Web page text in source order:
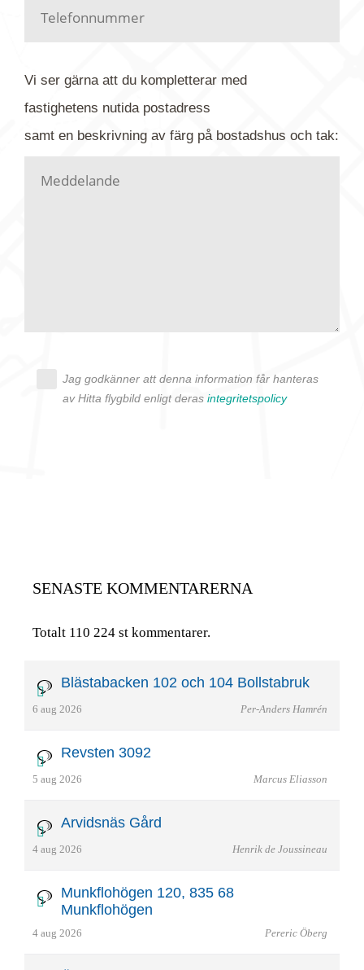
Har du kanske en urblekt flygbild ber vi dig titta på
kontaktar dig så fort vi kan, givetvis utan
Vi ser gärna att du kompletterar med
fastighetens nutida postadress
samt en beskrivning av färg på bostadshus och tak:
Jag godkänner att denna information får hanteras
av Hitta flygbild enligt deras integritetspolicy
SENASTE KOMMENTARERNA
Totalt 110 224 st kommentarer.
Blästabacken 102 och 104 Bollstabruk
6 aug 2026 Per-Anders Hamrén
Revsten 3092
5 aug 2026 Marcus Eliasson
Arvidsnäs Gård
4 aug 2026 Henrik de Joussineau
Munkflohögen 120, 835 68
Munkflohögen
4 aug 2026 Pereric Öberg